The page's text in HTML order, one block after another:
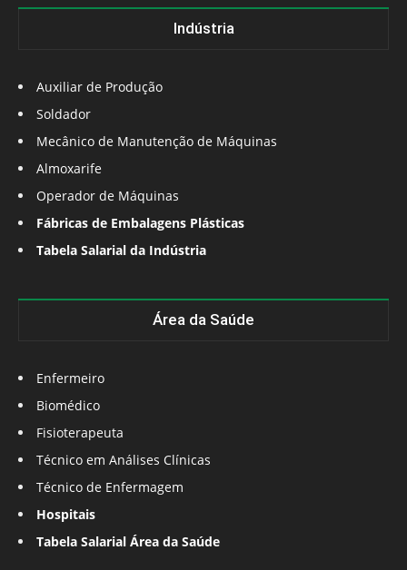
Indústria
Auxiliar de Produção
Soldador
Mecânico de Manutenção de Máquinas
Almoxarife
Operador de Máquinas
Fábricas de Embalagens Plásticas
Tabela Salarial da Indústria
Área da Saúde
Enfermeiro
Biomédico
Fisioterapeuta
Técnico em Análises Clínicas
Técnico de Enfermagem
Hospitais
Tabela Salarial Área da Saúde